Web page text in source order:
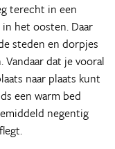
terecht in een
het oosten. Daar
steden en dorpjes
dat je vooral
naar plaats kunt
een warm bed
negentig